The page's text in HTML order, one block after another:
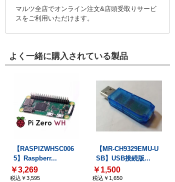
マルツ全店でオンライン注文&店頭受取りサービ
スをご利用いただけます。
よく一緒に購入されている製品
【RASPIZWHSC006
5】Raspberr...
￥3,269
税込￥3,595
【MR-CH9329EMU-U
SB】USB接続版...
￥1,500
税込￥1,650